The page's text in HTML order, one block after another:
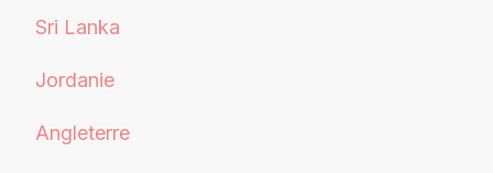
Sri Lanka
Jordanie
Angleterre